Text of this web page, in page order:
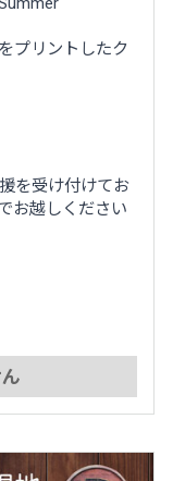
プリントしたク
を受け付けてお
お越しください